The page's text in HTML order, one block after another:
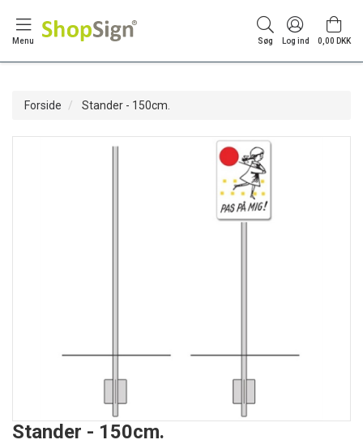
Menu Søg Log ind 0,00 DKK
Forside Stander - 150cm.
Stander - 150cm.